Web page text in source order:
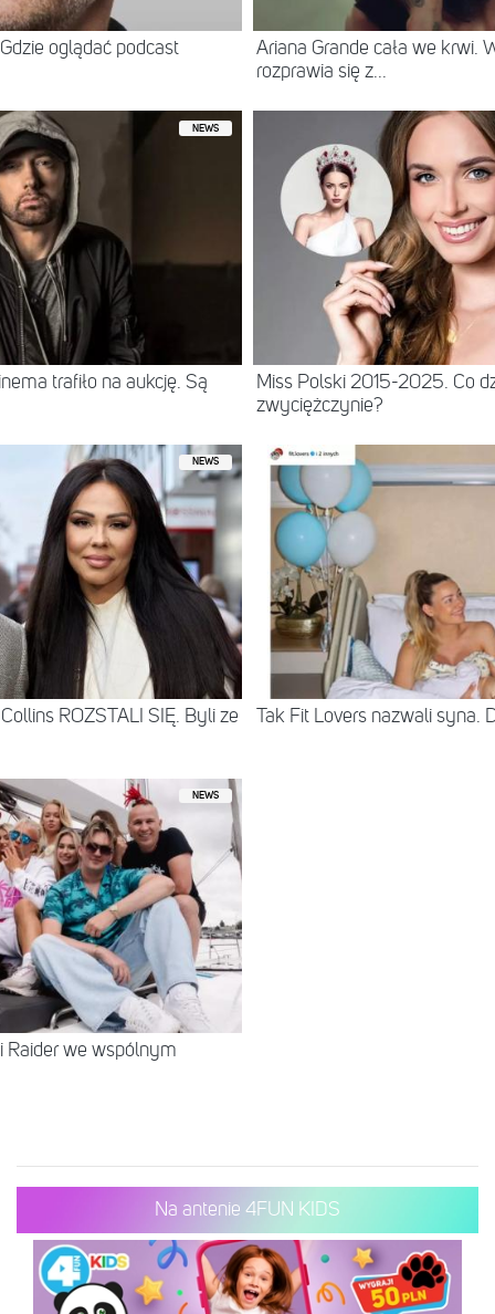
oglądać podcast
Ariana Grande cała we krwi.
rozprawia się z...
NEWS
trafiło na aukcję. Są
Miss Polski 2015-2025. Co
zwyciężczynie?
NEWS
ROZSTALI SIĘ. Byli ze Tak Fit Lovers nazwali syna.
NEWS
Raider we wspólnym
Na antenie 4FUN KIDS